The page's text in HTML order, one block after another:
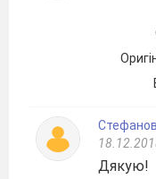
Дякую!